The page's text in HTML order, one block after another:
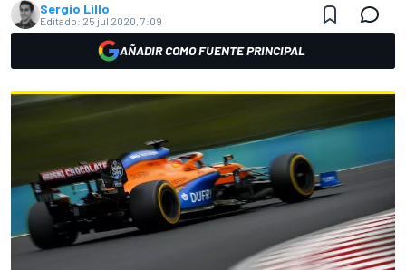
Sergio Lillo
Editado: 25 jul 2020, 7:09
AÑADIR COMO FUENTE PRINCIPAL